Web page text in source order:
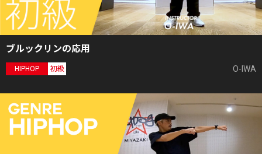
ブルックリンの応用
HIPHOP 初級 O-IWA